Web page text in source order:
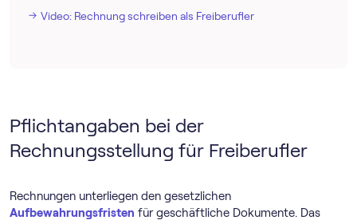
Video: Rechnung schreiben als Freiberufler
Pflichtangaben bei der
Rechnungsstellung für Freiberufler
Rechnungen unterliegen den gesetzlichen
Aufbewahrungsfristen für geschäftliche Dokumente. Das